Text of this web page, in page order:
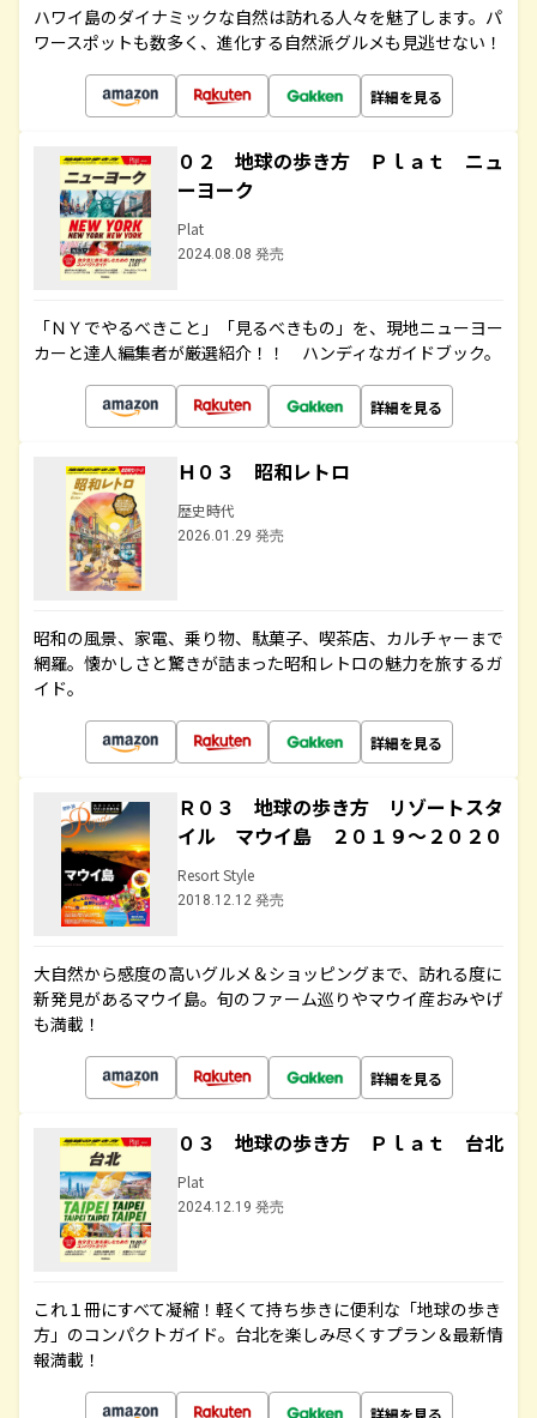
ハワイ島のダイナミックな自然は訪れる人々を魅了します。パ
ワースポットも数多く、進化する自然派グルメも見逃せない！
詳細を見る
０２ 地球の歩き方 Ｐｌａｔ ニュ
ーヨーク
Plat
2024.08.08 発売
「ＮＹでやるべきこと」「見るべきもの」を、現地ニューヨー
カーと達人編集者が厳選紹介！！ ハンディなガイドブック。
詳細を見る
Ｈ０３ 昭和レトロ
歴史時代
2026.01.29 発売
昭和の風景、家電、乗り物、駄菓子、喫茶店、カルチャーまで
網羅。懐かしさと驚きが詰まった昭和レトロの魅力を旅するガ
イド。
詳細を見る
Ｒ０３ 地球の歩き方 リゾートスタ
イル マウイ島 ２０１９～２０２０
Resort Style
2018.12.12 発売
大自然から感度の高いグルメ＆ショッピングまで、訪れる度に
新発見があるマウイ島。旬のファーム巡りやマウイ産おみやげ
も満載！
詳細を見る
０３ 地球の歩き方 Ｐｌａｔ 台北
Plat
2024.12.19 発売
これ１冊にすべて凝縮！軽くて持ち歩きに便利な「地球の歩き
方」のコンパクトガイド。台北を楽しみ尽くすプラン＆最新情
報満載！
詳細を見る